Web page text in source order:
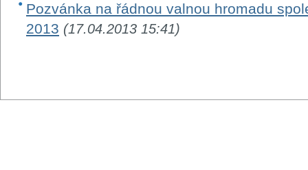
Pozvánka na řádnou valnou hromadu
2013 (17.04.2013 15:41)